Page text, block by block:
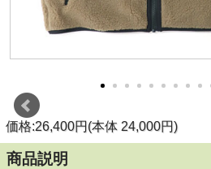
価格:26,400円(本体 24,000円)
商品説明